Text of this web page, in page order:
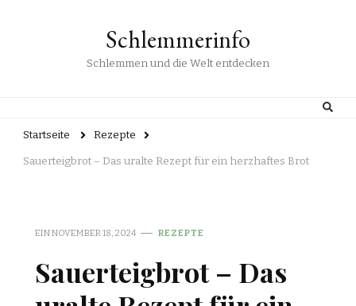
Schlemmerinfo
Schlemmen und die Welt entdecken
Startseite Rezepte
Sauerteigbrot – Das uralte Rezept für ein herzhaftes Brot
EINNOVEMBER 18, 2024 REZEPTE
Sauerteigbrot – Das